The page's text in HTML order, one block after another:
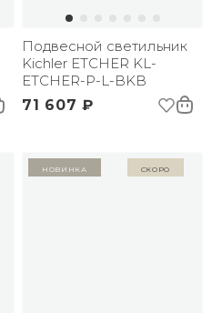
Подвесной светильник
Kichler ETCHER KL-
ETCHER-P-L-BKB
71 607 ₽
Новинка Скоро